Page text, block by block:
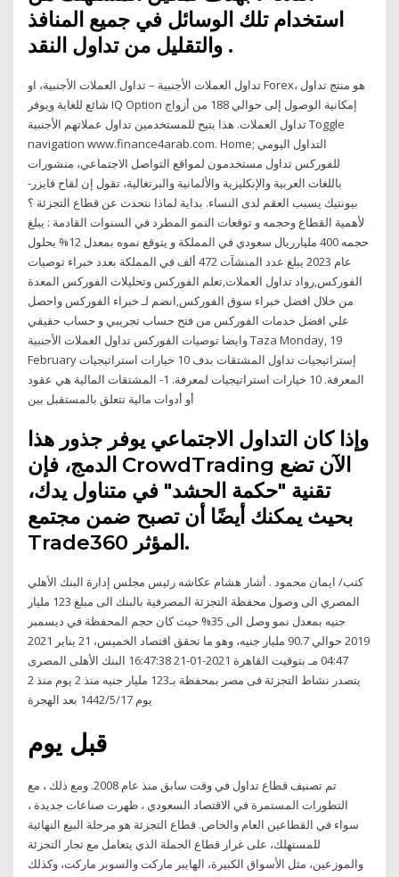
استخدام تلك الوسائل في جميع المنافذ
والتقليل من تداول النقد .
تداول العملات الأجنبية – تداول العملات الأجنبية، او Forex، هو منتج تداول
شائع للغاية ويوفر IQ Option إمكانية الوصول إلى حوالي 188 من أزواج
تداول العملات. هذا يتيح للمستخدمين تداول عملاتهم الأجنبية Toggle
navigation www.finance4arab.com. Home; التداول اليومي
للفوركس تداول مستخدمون لمواقع التواصل الاجتماعي، منشورات
باللغات العربية والإنكليزية والألمانية والبرتغالية، تقول إن لقاح فايزر-
بيونتيك يسبب العقم لدى النساء. بداية لماذا نتحدث عن قطاع التجزئة ؟
لأهمية القطاع وحجمه و توقعات النمو المطرد في السنوات القادمة : يبلغ
حجمه 400 مليارريال سعودي في المملكة و يتوقع نموه بمعدل 12% بحلول
عام 2023 يبلغ عدد المنشآت 472 ألف في المملكة بعدد خبراء توصيات
الفوركس,رواد تداول العملات,تعلم الفوركس وتحليلات الفوركس المعدة
من خلال افضل خبراء سوق الفوركس,انضم لـ خبراء الفوركس واحصل
علي افضل خدمات الفوركس من فتح حساب تجريبي و حساب حقيقي
وايضا توصيات الفوركس تداول العملات الأجنبية Taza Monday, 19
February إستراتيجيات تداول المشتقات بدف 10 خيارات استراتيجيات
المعرفة. 10 خيارات استراتيجيات لمعرفة. 1- المشتقات المالية هي عقود
أو أدوات مالية تتعلق بالمستقبل بين
وإذا كان التداول الاجتماعي يوفر جذور هذا
الدمج، فإن CrowdTrading الآن تضع
تقنية "حكمة الحشد" في متناول يدك،
بحيث يمكنك أيضًا أن تصبح ضمن مجتمع
Trade360 المؤثر.
كتب/ ايمان محمود . أشار هشام عكاشه رئيس مجلس إدارة البنك الأهلي
المصري الى وصول محفظة التجزئة المصرفية بالبنك الى مبلغ 123 مليار
جنيه بمعدل نمو وصل الى 35% حيث كان حجم المحفظة في ديسمبر
2019 حوالي 90.7 مليار جنيه، وهو ما تحقق اقتصاد الخميس، 21 يناير 2021
04:47 مـ بتوقيت القاهرة 2021-01-21 16:47:38 البنك الأهلى المصرى
يتصدر نشاط التجزئة فى مصر بمحفظة بـ123 مليار جنيه منذ 2 يوم منذ 2
يوم 17‏‏/5‏‏/1442 بعد الهجرة
قبل يوم
تم تصنيف قطاع تداول في وقت سابق منذ عام 2008. ومع ذلك ، مع
التطورات المستمرة في الاقتصاد السعودي ، ظهرت صناعات جديدة ،
سواء في القطاعين العام والخاص. قطاع التجزئة هو مرحلة البيع النهائية
للمستهلك، على غرار قطاع الجملة الذي يتعامل مع تجار التجزئة
والموزعين، مثل الأسواق الكبيرة، الهايبر ماركت والسوبر ماركت، وكذلك